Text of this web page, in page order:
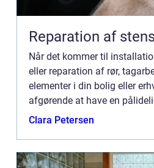
Reparation af
Når det kommer til
eller reparation af rør,
elementer i din bolig eller
afgørende at have en
blikkenslager til at st...
Clara Petersen